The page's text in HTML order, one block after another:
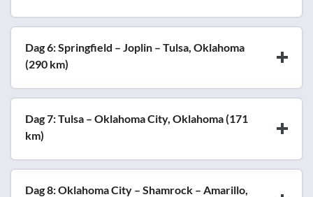
Dag 6: Springfield – Joplin – Tulsa, Oklahoma
(290 km)
Dag 7: Tulsa – Oklahoma City, Oklahoma (171
km)
Dag 8: Oklahoma City – Shamrock – Amarillo,